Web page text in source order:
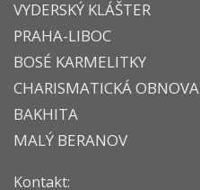
VYDERSKÝ KLÁŠTER
PRAHA-LIBOC
BOSÉ KARMELITKY
CHARISMATICKÁ OBNOVA
BAKHITA
MALÝ BERANOV
Kontakt: